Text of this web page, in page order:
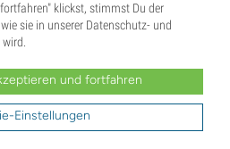
klickst, stimmst Du der
sie in unserer Datenschutz- und
und fortfahren
Einstellungen